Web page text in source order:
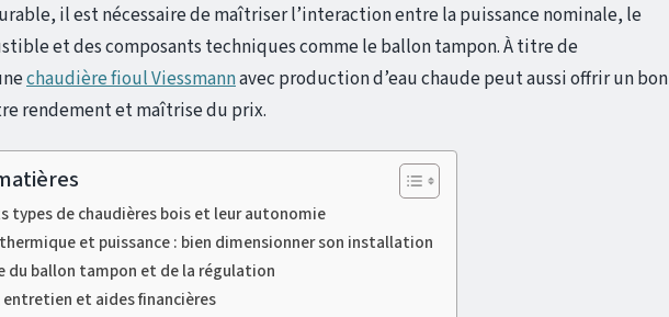
il est nécessaire de maîtriser l’interaction entre la puissance nominale, le
et des composants techniques comme le ballon tampon. À titre de
chaudière fioul Viessmannavec production d’eau chaude peut aussi offrir un bon
rendement et maîtrise du prix.
types de chaudières bois et leur autonomie
et puissance : bien dimensionner son installation
du ballon tampon et de la régulation
et aides financières